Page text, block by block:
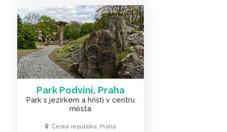
Park Podviní, Praha
Park s jezírkem a hřišti v centru
města
Česká republika, Praha